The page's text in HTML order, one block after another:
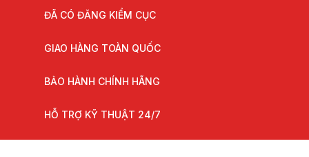
ĐÃ CÓ ĐĂNG KIỂM CỤC
GIAO HÀNG TOÀN QUỐC
BẢO HÀNH CHÍNH HÃNG
HỖ TRỢ KỸ THUẬT 24/7